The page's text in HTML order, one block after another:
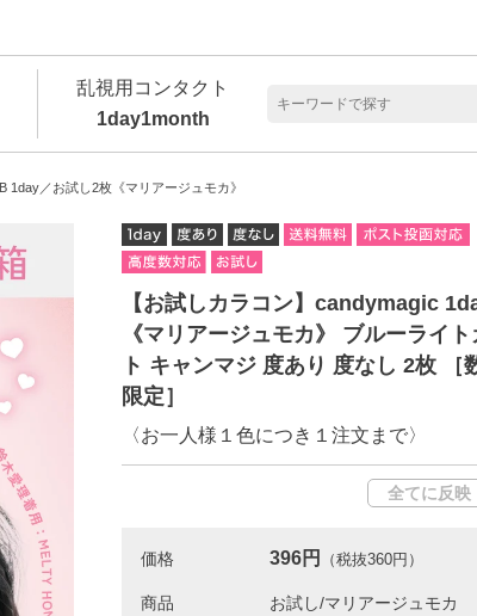
1day／お試し2枚《マリアージュモカ》
【お試しカラコン】candymagic
《マリアージュモカ》 ブルーライト
ト キャンマジ 度あり 度なし 2枚 ［
限定］
〈お一人様１色につき１注文まで〉
全てに反映
価格 396円 （税抜360円）
商品
乱視用コンタクト
1day1month
ルレンズ 1day 商品一覧を見る
遠近両用カラコン 1day商
トレンズ 1day 商品一覧を見る